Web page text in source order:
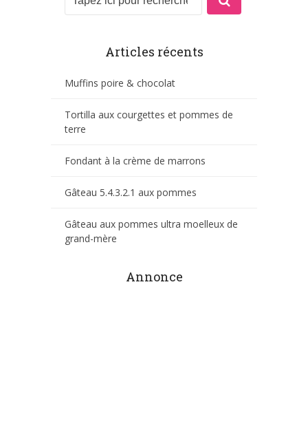
Articles récents
Muffins poire & chocolat
Tortilla aux courgettes et pommes de
terre
Fondant à la crème de marrons
Gâteau 5.4.3.2.1 aux pommes
Gâteau aux pommes ultra moelleux de
grand-mère
Annonce